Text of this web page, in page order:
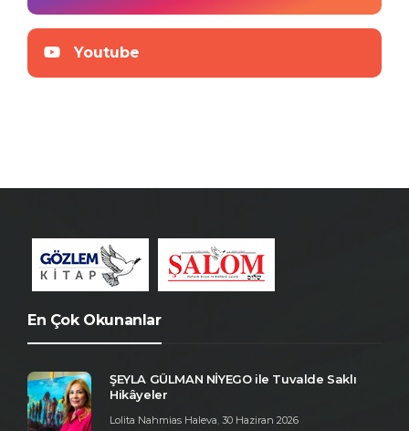
Youtube
En Çok Okunanlar
ŞEYLA GÜLMAN NİYEGO ile Tuvalde Saklı
Hikâyeler
Lolita Nahmias Haleva, 30 Haziran 2026